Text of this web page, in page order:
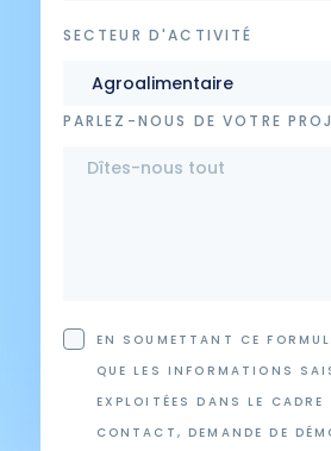
SECTEUR D'ACTIVITÉ
PARLEZ-NOUS DE VOTRE
EN SOUMETTANT CE
QUE LES INFORMATIONS
EXPLOITÉES DANS LE CADRE
CONTACT, DEMANDE DE